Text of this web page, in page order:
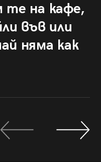
те на кафе,
във или
няма как